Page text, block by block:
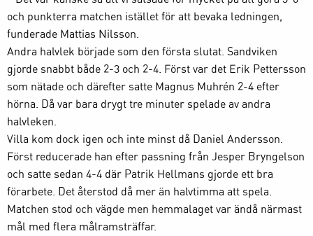
och punkterra matchen istället för att bevaka ledningen,
funderade Mattias Nilsson.
Andra halvlek började som den första slutat. Sandviken
gjorde snabbt både 2-3 och 2-4. Först var det Erik Pettersson
som nätade och därefter satte Magnus Muhrén 2-4 efter
hörna. Då var bara drygt tre minuter spelade av andra
halvleken.
Villa kom dock igen och inte minst då Daniel Andersson.
Först reducerade han efter passning från Jesper Bryngelson
och satte sedan 4-4 där Patrik Hellmans gjorde ett bra
förarbete. Det återstod då mer än halvtimma att spela.
Matchen stod och vägde men hemmalaget var ändå närmast
mål med flera målramsträffar.